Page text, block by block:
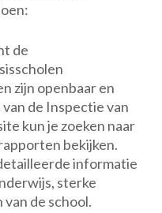
de
zijn openbaar en
de Inspectie van
kun je zoeken naar
bekijken.
informatie
sterke
de school.